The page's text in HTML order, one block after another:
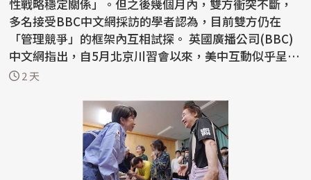
性戰略穩定關係」。但之後幾個月內，雙方衝突不斷，
多名接受BBC中文網採訪的學者認為，目前雙方仍在
「管理競爭」的框架內互相試探。 英國廣播公司(BBC)
中文網指出，自5月北京川習會以來，美中互動似乎呈現
「一邊...
2 天